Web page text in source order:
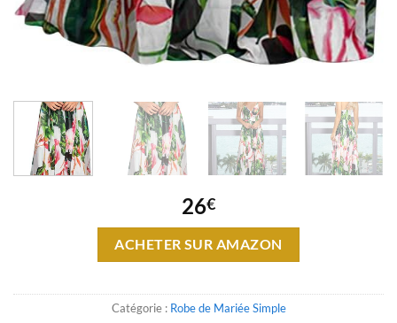
26€
ACHETER SUR AMAZON
Catégorie : Robe de Mariée Simple